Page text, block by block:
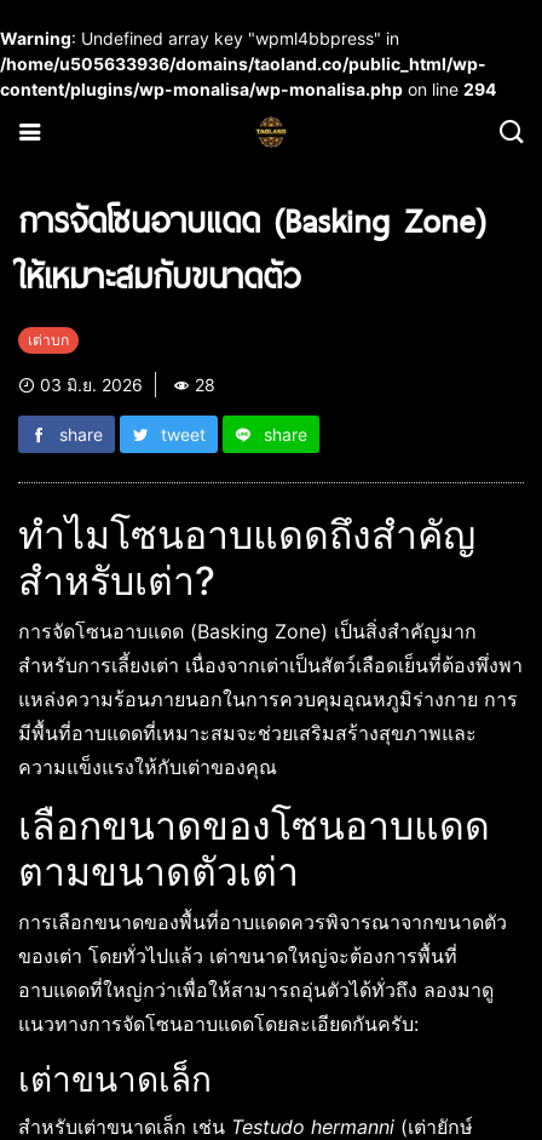
Warning: Undefined array key "wpml4bbpress" in
/home/u505633936/domains/taoland.co/public_html/wp-
content/plugins/wp-monalisa/wp-monalisa.php on line 294
การจัดโซนอาบแดด (Basking Zone)
ให้เหมาะสมกับขนาดตัว
เต่าบก
03 มิ.ย. 2026 28
share tweet share
ทำไมโซนอาบแดดถึงสำคัญ
สำหรับเต่า?
การจัดโซนอาบแดด (Basking Zone) เป็นสิ่งสำคัญมาก
สำหรับการเลี้ยงเต่า เนื่องจากเต่าเป็นสัตว์เลือดเย็นที่ต้องพึ่งพา
แหล่งความร้อนภายนอกในการควบคุมอุณหภูมิร่างกาย การ
มีพื้นที่อาบแดดที่เหมาะสมจะช่วยเสริมสร้างสุขภาพและ
ความแข็งแรงให้กับเต่าของคุณ
เลือกขนาดของโซนอาบแดด
ตามขนาดตัวเต่า
การเลือกขนาดของพื้นที่อาบแดดควรพิจารณาจากขนาดตัว
ของเต่า โดยทั่วไปแล้ว เต่าขนาดใหญ่จะต้องการพื้นที่
อาบแดดที่ใหญ่กว่าเพื่อให้สามารถอุ่นตัวได้ทั่วถึง ลองมาดู
แนวทางการจัดโซนอาบแดดโดยละเอียดกันครับ:
เต่าขนาดเล็ก
สำหรับเต่าขนาดเล็ก เช่น Testudo hermanni (เต่ายักษ์